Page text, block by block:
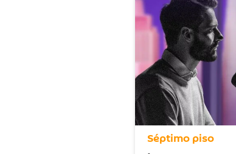
Séptimo piso